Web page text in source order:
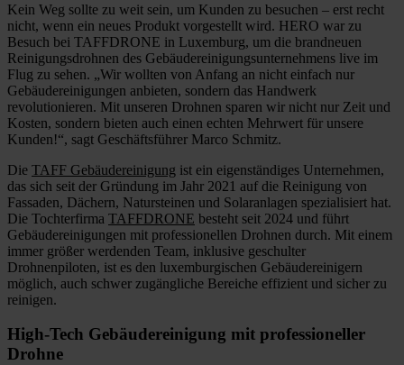
Kein Weg sollte zu weit sein, um Kunden zu besuchen – erst recht
nicht, wenn ein neues Produkt vorgestellt wird. HERO war zu
Besuch bei TAFFDRONE in Luxemburg, um die brandneuen
Reinigungsdrohnen des Gebäudereinigungsunternehmens live im
Flug zu sehen. „Wir wollten von Anfang an nicht einfach nur
Gebäudereinigungen anbieten, sondern das Handwerk
revolutionieren. Mit unseren Drohnen sparen wir nicht nur Zeit und
Kosten, sondern bieten auch einen echten Mehrwert für unsere
Kunden!“, sagt Geschäftsführer Marco Schmitz.
Die TAFF Gebäudereinigung ist ein eigenständiges Unternehmen,
das sich seit der Gründung im Jahr 2021 auf die Reinigung von
Fassaden, Dächern, Natursteinen und Solaranlagen spezialisiert hat.
Die Tochterfirma TAFFDRONE besteht seit 2024 und führt
Gebäudereinigungen mit professionellen Drohnen durch. Mit einem
immer größer werdenden Team, inklusive geschulter
Drohnenpiloten, ist es den luxemburgischen Gebäudereinigern
möglich, auch schwer zugängliche Bereiche effizient und sicher zu
reinigen.
High-Tech Gebäudereinigung mit professioneller
Drohne